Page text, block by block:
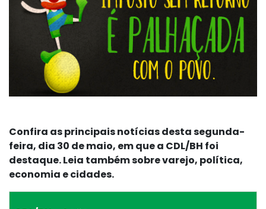
Confira as principais notícias desta segunda-
feira, dia 30 de maio, em que a CDL/BH foi
destaque. Leia também sobre varejo, política,
economia e cidades.